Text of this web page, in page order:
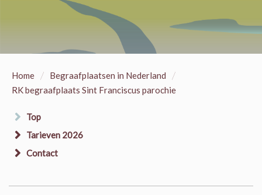
Home / Begraafplaatsen in Nederland /
RK begraafplaats Sint Franciscus parochie
Top
Tarieven 2026
Contact